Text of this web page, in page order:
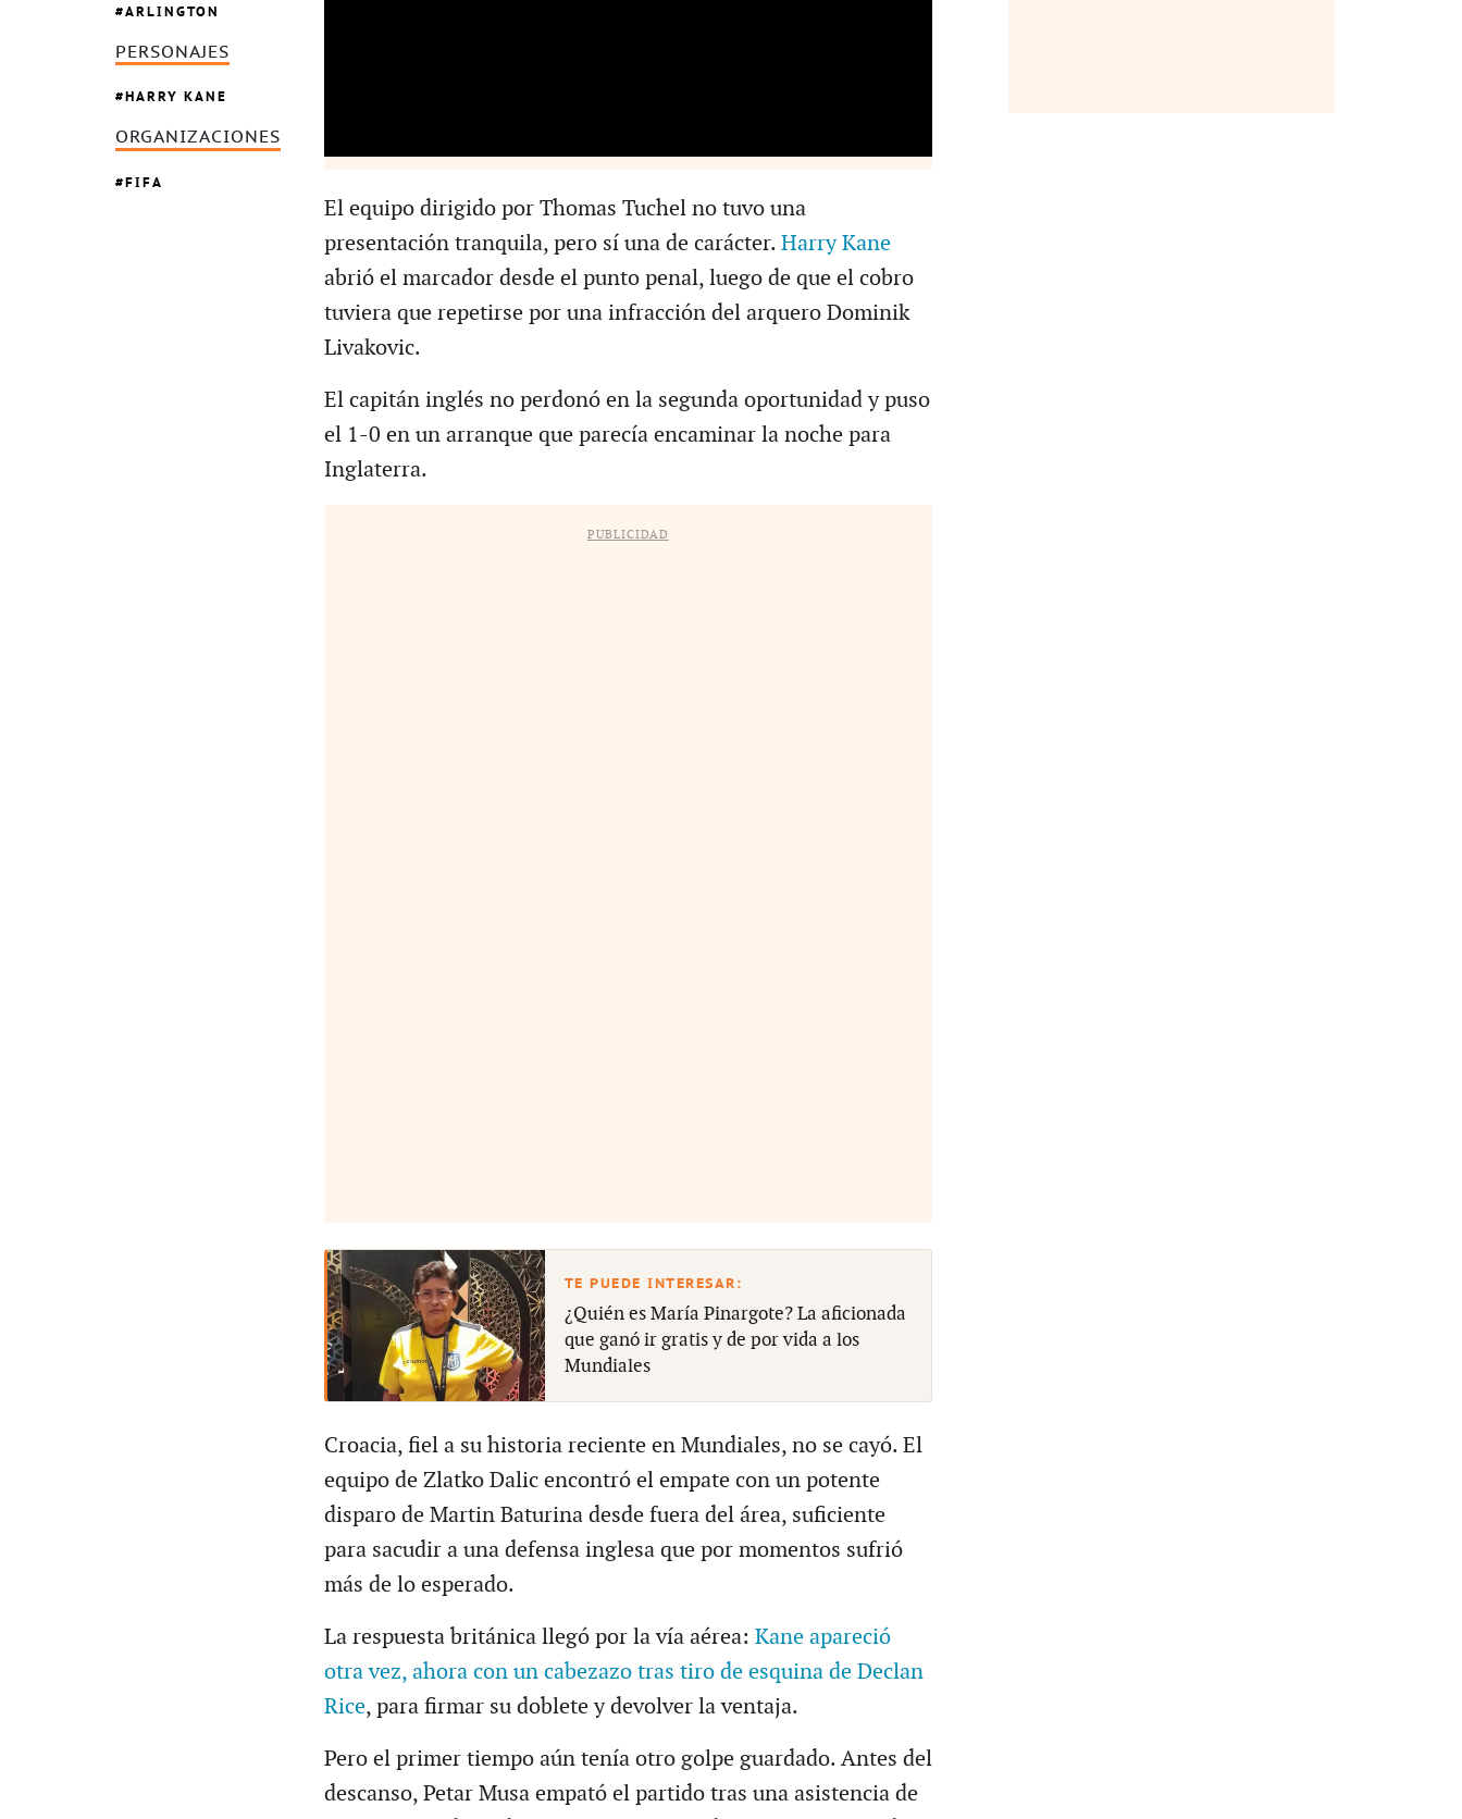
ARLINGTON
PERSONAJES
HARRY KANE
ORGANIZACIONES
FIFA
El equipo dirigido por Thomas Tuchel no tuvo una
presentación tranquila, pero sí una de carácter. Harry Kane
abrió el marcador desde el punto penal, luego de que el cobro
tuviera que repetirse por una infracción del arquero Dominik
Livakovic.
El capitán inglés no perdonó en la segunda oportunidad y puso
el 1-0 en un arranque que parecía encaminar la noche para
Inglaterra.
PUBLICIDAD
¿Quién es María Pinargote? La aficionada
que ganó ir gratis y de por vida a los
Mundiales
Croacia, fiel a su historia reciente en Mundiales, no se cayó. El
equipo de Zlatko Dalic encontró el empate con un potente
disparo de Martin Baturina desde fuera del área, suficiente
para sacudir a una defensa inglesa que por momentos sufrió
más de lo esperado.
La respuesta británica llegó por la vía aérea: Kane apareció
otra vez, ahora con un cabezazo tras tiro de esquina de Declan
Rice, para firmar su doblete y devolver la ventaja.
Pero el primer tiempo aún tenía otro golpe guardado. Antes del
descanso, Petar Musa empató el partido tras una asistencia de